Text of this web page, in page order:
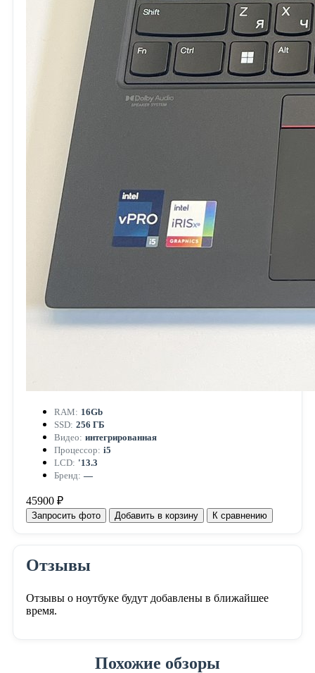
RAM: 16Gb
SSD: 256 ГБ
Видео: интегрированная
Процессор: i5
LCD: '13.3
Бренд: —
45900 ₽
Запросить фото Добавить в корзину К сравнению
Отзывы
Отзывы о ноутбуке будут добавлены в ближайшее
время.
Похожие обзоры